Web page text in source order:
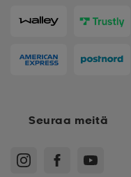
Seuraa meitä